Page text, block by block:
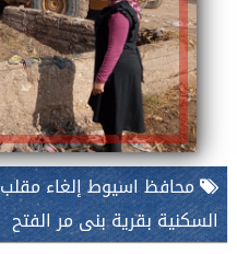
محافظ اسيوط إلغاء مقلب
السكنية بقرية بنى مر الفتح